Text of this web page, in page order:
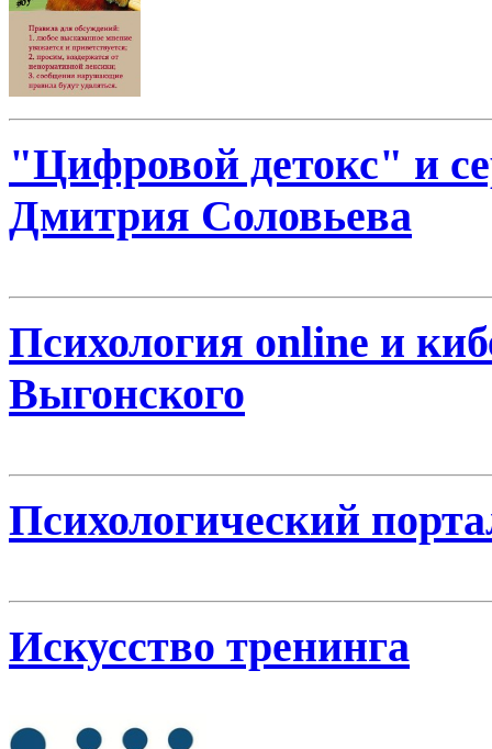
"Цифровой детокс" и
Дмитрия Соловьева
Психология online и
Выгонского
Психологический
Искусство тренинга